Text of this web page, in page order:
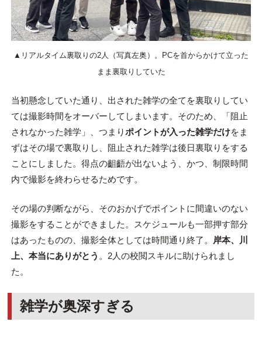
▲リアルタイム裏取りの2人（写真左奥）。PCを首からかけて立った
まま裏取りしていた
当初懸念していた通り、出された雑学の全てを裏取りしてい
ては撮影時間をオーバーしてしまいます。そのため、「阻止
されなかった雑学」、つまりポイントが入った雑学だけをま
ずはその場で裏取りし、阻止された雑学は後日裏取りをする
ことにしました。得点の齟齬が出ないよう、かつ、制限時間
内で撮影を終わらせるためです。
その場の判断ながら、そのおかげでポイントに間違いのない
撮影をすることができました。スケジュールも一部押す部分
はあったものの、撮影全体としては時間通り終了。
岸本、川
上、本当にありがとう 。2人の校閲スキルに助けられまし
た。
雑学が奥深すぎる